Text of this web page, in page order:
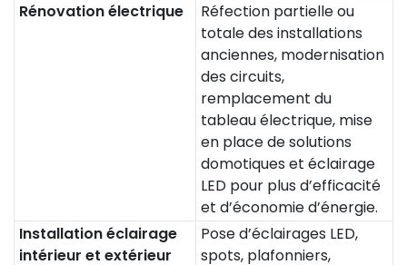
Rénovation électrique
Réfection partielle ou
totale des installations
anciennes, modernisation
des circuits,
remplacement du
tableau électrique, mise
en place de solutions
domotiques et éclairage
LED pour plus d’efficacité
et d’économie d’énergie.
Installation éclairage
intérieur et extérieur
Pose d’éclairages LED,
spots, plafonniers,